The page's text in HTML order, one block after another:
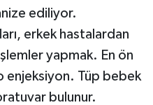
ediliyor.
erkek hastalardan
yapmak. En ön
enjeksiyon. Tüp bebek
bulunur.